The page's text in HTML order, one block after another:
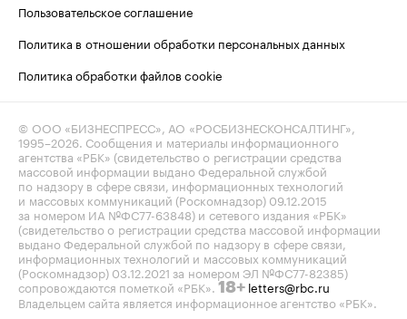
Пользовательское соглашение
Политика в отношении обработки персональных данных
Политика обработки файлов cookie
© ООО «БИЗНЕСПРЕСС», АО «РОСБИЗНЕСКОНСАЛТИНГ»,
1995–2026 . Сообщения и материалы информационного
агентства «РБК» (свидетельство о регистрации средства
массовой информации выдано Федеральной службой
по надзору в сфере связи, информационных технологий
и массовых коммуникаций (Роскомнадзор) 09.12.2015
за номером ИА №ФС77-63848) и сетевого издания «РБК»
(свидетельство о регистрации средства массовой информации
выдано Федеральной службой по надзору в сфере связи,
информационных технологий и массовых коммуникаций
(Роскомнадзор) 03.12.2021 за номером ЭЛ №ФС77-82385)
сопровождаются пометкой «РБК». 18+ letters@rbc.ru
Владельцем сайта является информационное агентство «РБК».